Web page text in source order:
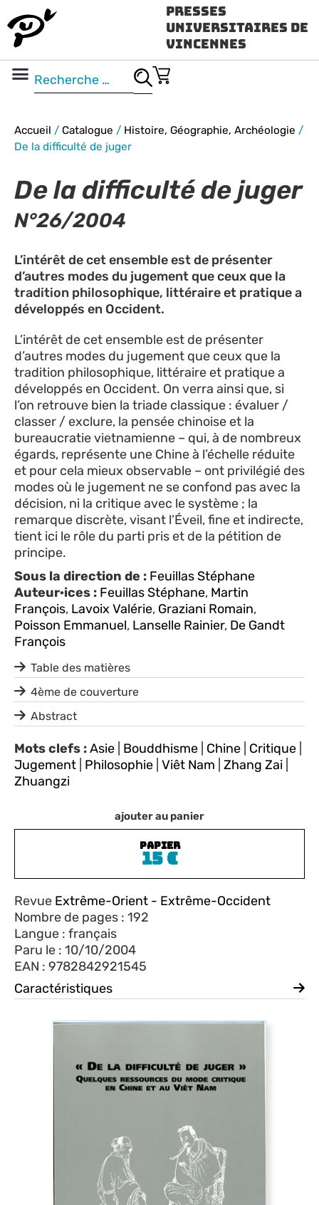
Presses
Universitaires de
Vincennes
Accueil / Catalogue / Histoire, Géographie, Archéologie /
De la difficulté de juger
ajouter au panier
PAPIER
15€
Revue Extrême-Orient - Extrême-Occident
Nombre de pages : 192
Langue : français
Paru le : 10/10/2004
EAN : 9782842921545
Caractéristiques
De la difficulté de juger
N°26/2004
L’intérêt de cet ensemble est de présenter
d’autres modes du jugement que ceux que la
tradition philosophique, littéraire et pratique a
développés en Occident.
L’intérêt de cet ensemble est de présenter
d’autres modes du jugement que ceux que la
tradition philosophique, littéraire et pratique a
développés en Occident. On verra ainsi que, si
l’on retrouve bien la triade classique : évaluer /
classer / exclure, la pensée chinoise et la
bureaucratie vietnamienne – qui, à de nombreux
égards, représente une Chine à l’échelle réduite
et pour cela mieux observable – ont privilégié des
modes où le jugement ne se confond pas avec la
décision, ni la critique avec le système ; la
remarque discrète, visant l’Éveil, fine et indirecte,
tient ici le rôle du parti pris et de la pétition de
principe.
Sous la direction de : Feuillas Stéphane
Auteur·ices : Feuillas Stéphane, Martin
François, Lavoix Valérie, Graziani Romain,
Poisson Emmanuel, Lanselle Rainier, De Gandt
François
Table des matières
4ème de couverture
Abstract
Mots clefs :Asie Bouddhisme Chine Critique
Jugement Philosophie Viêt Nam Zhang Zai
Zhuangzi